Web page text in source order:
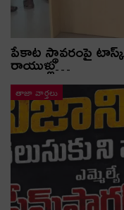
పేకాట స్థావరంపై
రాయుళ్లు…
తాజా వార్తలు